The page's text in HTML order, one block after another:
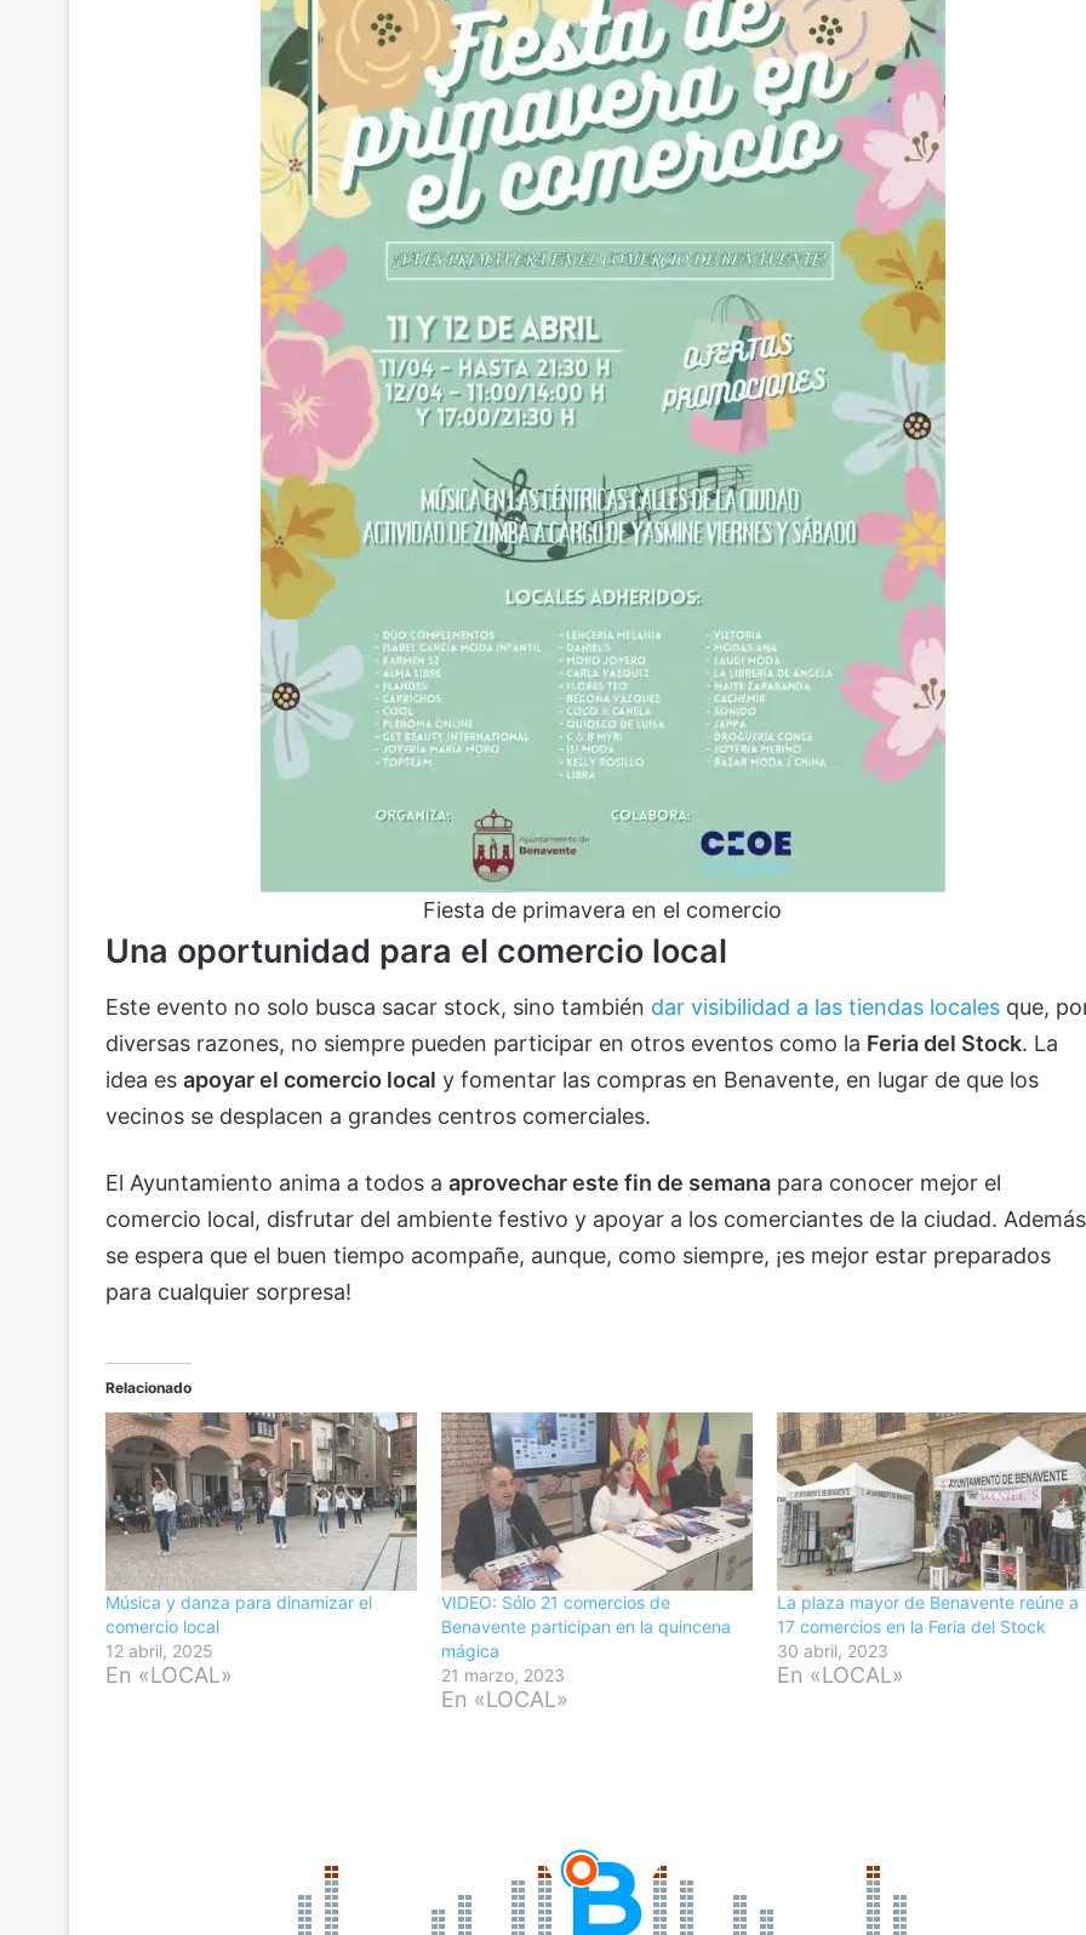
Fiesta de primavera en el comercio
Una oportunidad para el comercio local
Este evento no solo busca sacar stock, sino también dar visibilidad a las tiendas locales que,
diversas razones, no siempre pueden participar en otros eventos como la Feria del Stock. La
idea es apoyar el comercio local y fomentar las compras en Benavente, en lugar de que los
vecinos se desplacen a grandes centros comerciales.
El Ayuntamiento anima a todos a aprovechar este fin de semana para conocer mejor el
comercio local, disfrutar del ambiente festivo y apoyar a los comerciantes de la ciudad.
se espera que el buen tiempo acompañe, aunque, como siempre, ¡es mejor estar preparados
para cualquier sorpresa!
Relacionado
Música y danza para dinamizar el
comercio local
12 abril, 2025
En «LOCAL»
VIDEO: Sólo 21 comercios de
Benavente participan en la quincena
mágica
21 marzo, 2023
En «LOCAL»
La plaza mayor de Benavente reúne a
17 comercios en la Feria del Stock
30 abril, 2023
En «LOCAL»